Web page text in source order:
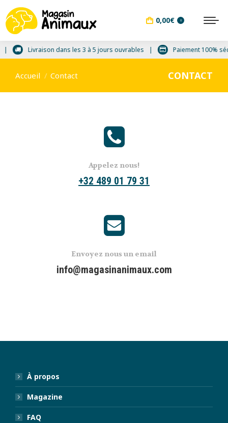
0,00€ 0
Livraison dans les 3 à 5 jours ouvrables Paiement 100%
Vous êtes ici :
Accueil Contact CONTACT
Appelez nous!
+32 489 01 79 31
Envoyez nous un email
info@magasinanimaux.com
À propos
Magazine
FAQ